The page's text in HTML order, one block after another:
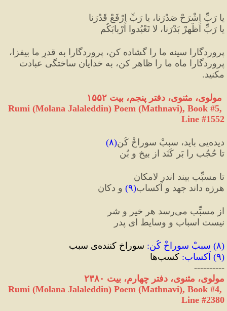
یا رَبِّ اِشْرَحْ صَدْرَنا، یا رَبِّ اِرْفَعْ قَدْرَنا
یا رَبِّ اَظْهِرْ بَدْرَنا، لا تَعْبُدوا اَرْبابَکُم
پروردگارا سینه ما را گشاده کن، پروردگارا به قدرِ ما بیفزا،
مکنید.
مولوی، مثنوی، دفتر پنجم، بیت ۱۵۵۲
Rumi (Molana Jalaleddin) Poem (Mathnavi), Book #5,
Line #1552
دیده‌‌یی باید، سببْ سوراخْ کُن (۸)
تا حُجُب را بَر کَنَد از بیخ و بُن
تا مسبِّب بیند اندر لامکان
هرزه داند جهد و اَکساب(۹) و دکان
از مسبِّب می‌رسد هر خیر و شر
نیست اسباب و وسایط ای پدر
(۸) سببْ سوراخْ کُن: سوراخ کننده‌ی سبب
(۹) اَکساب: کسب‌ها
----------
مولوی، مثنوی، دفتر چهارم، بیت ۲۳۸۰
Rumi (Molana Jalaleddin) Poem (Mathnavi), Book #4,
Line #2380